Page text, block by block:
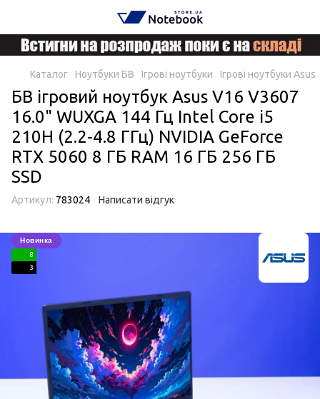
Каталог Ноутбуки БВ Ігрові ноутбуки Ігрові ноутбуки Asus
БВ ігровий ноутбук Asus V16 V3607
16.0" WUXGA 144 Гц Intel Core i5
210H (2.2-4.8 ГГц) NVIDIA GeForce
RTX 5060 8 ГБ RAM 16 ГБ 256 ГБ
SSD
Артикул: 783024 Написати відгук
Новинка
8
3